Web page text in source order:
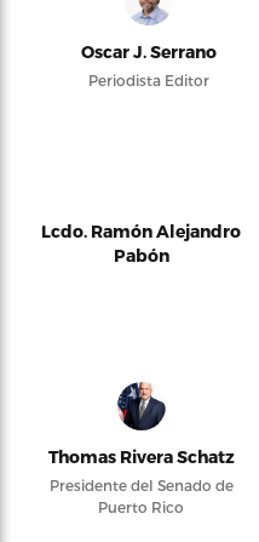
Oscar J. Serrano
Periodista Editor
Lcdo. Ramón Alejandro
Pabón
Thomas Rivera Schatz
Presidente del Senado de
Puerto Rico